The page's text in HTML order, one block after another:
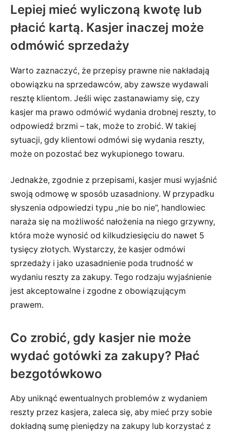
Lepiej mieć wyliczoną kwotę lub
płacić kartą. Kasjer inaczej może
odmówić sprzedaży
Warto zaznaczyć, że przepisy prawne nie nakładają
obowiązku na sprzedawców, aby zawsze wydawali
resztę klientom. Jeśli więc zastanawiamy się, czy
kasjer ma prawo odmówić wydania drobnej reszty, to
odpowiedź brzmi – tak, może to zrobić. W takiej
sytuacji, gdy klientowi odmówi się wydania reszty,
może on pozostać bez wykupionego towaru.
Jednakże, zgodnie z przepisami, kasjer musi wyjaśnić
swoją odmowę w sposób uzasadniony. W przypadku
słyszenia odpowiedzi typu „nie bo nie”, handlowiec
naraża się na możliwość nałożenia na niego grzywny,
która może wynosić od kilkudziesięciu do nawet 5
tysięcy złotych. Wystarczy, że kasjer odmówi
sprzedaży i jako uzasadnienie poda trudność w
wydaniu reszty za zakupy. Tego rodzaju wyjaśnienie
jest akceptowalne i zgodne z obowiązującym
prawem.
Co zrobić, gdy kasjer nie może
wydać gotówki za zakupy? Płać
bezgotówkowo
Aby uniknąć ewentualnych problemów z wydaniem
reszty przez kasjera, zaleca się, aby mieć przy sobie
dokładną sumę pieniędzy na zakupy lub korzystać z